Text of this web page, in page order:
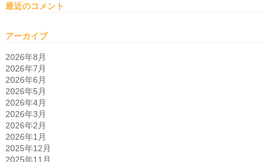
最近のコメント
アーカイブ
2026年8月
2026年7月
2026年6月
2026年5月
2026年4月
2026年3月
2026年2月
2026年1月
2025年12月
2025年11月